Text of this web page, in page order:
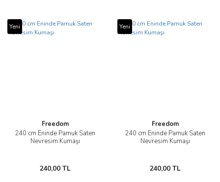
Yeni
Freedom
240 cm Eninde Pamuk Saten
Nevresim Kumaşı
240,00 TL
Yeni
Freedom
240 cm Eninde Pamuk Saten
Nevresim Kumaşı
240,00 TL